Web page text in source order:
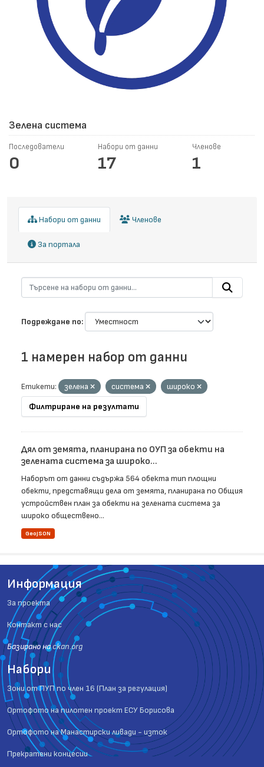
Зелена система
Последователи
0
Набори от данни
17
Членове
1
Набори от данни Членове
За портала
Подреждане по
1 намерен набор от данни
Етикети: зелена система
широко
Филтриране на резултати
Дял от земята, планирана по ОУП за обекти на
зелената система за широко...
Наборът от данни съдържа 564 обекта тип площни
обекти, представящи дела от земята, планирана по Общия
устройствен план за обекти на зелената система за
широко обществено...
GeoJSON
Информация
За проекта
Контакт с нас
Базиранo наckan.org
Набори
Зони от ПУП по член 16 (План за регулация)
Ортофото на пилотен проект ЕСУ Борисова
Ортофото на Манастирски ливади - изток
Прекратени концесии